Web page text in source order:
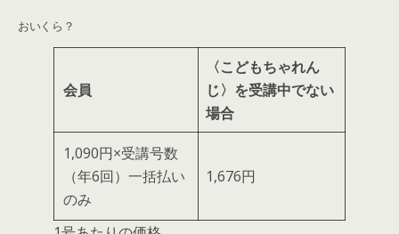
おいくら？
会員
〈こどもちゃれん
じ〉を受講中でない
場合
1,090円×受講号数
（年6回）一括払い
のみ
1,676円